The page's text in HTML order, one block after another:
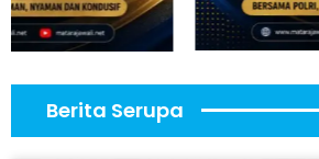
Berita Serupa